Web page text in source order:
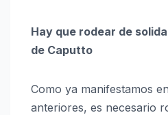
Hay que rodear de
de Caputto
Como ya manifestamos
anteriores, es necesario